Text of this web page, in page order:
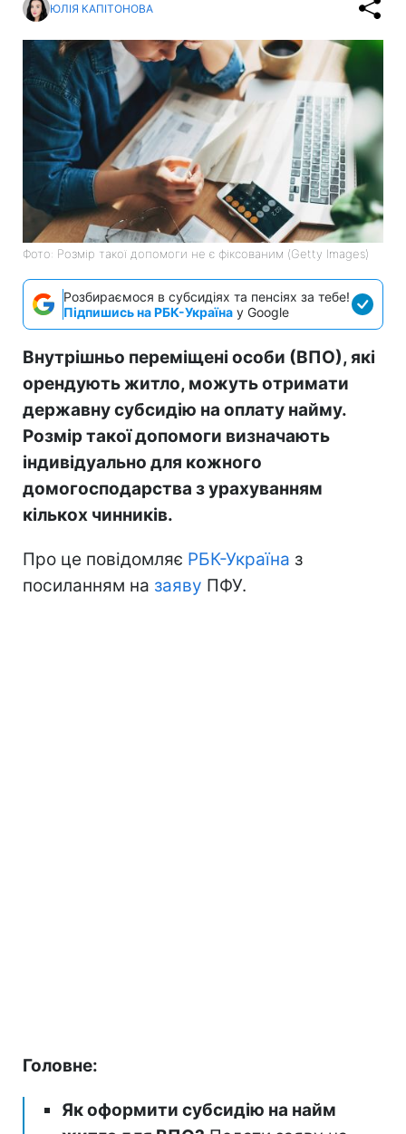
ЮЛІЯ КАПІТОНОВА
Фото: Розмір такої допомоги не є фіксованим (Getty Images)
Розбираємося в субсидіях та пенсіях за тебе!
Підпишись на РБК-Україна у Google
Внутрішньо переміщені особи (ВПО), які
орендують житло, можуть отримати
державну субсидію на оплату найму.
Розмір такої допомоги визначають
індивідуально для кожного
домогосподарства з урахуванням
кількох чинників.
Про це повідомляє РБК-Україна з
посиланням на заяву ПФУ.
Головне:
Як оформити субсидію на найм